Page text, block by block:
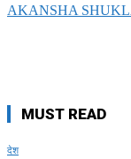
AKANSHA
MUST READ
देश